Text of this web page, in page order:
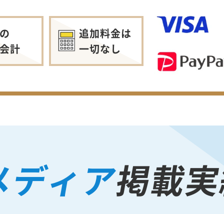
計
追加料金は
一切なし
ディア掲載